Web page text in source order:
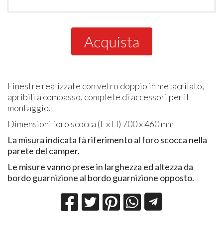
Acquista
Finestre realizzate con vetro doppio in metacrilato,
apribili a compasso, complete di accessori per il
montaggio.
Dimensioni foro scocca (L x H) 700 x 460 mm
La misura indicata fà riferimento al foro scocca nella
parete del camper.
Le misure vanno prese in larghezza ed altezza da
bordo guarnizione al bordo guarnizione opposto.